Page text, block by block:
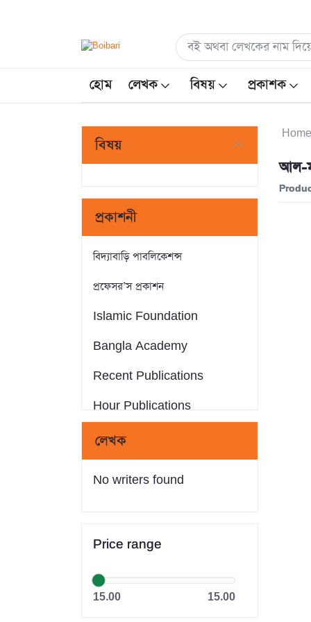
হোম লেখক বিষয় প্রকাশক
বিষয়
প্রকাশনী
বিদ্যাবাড়ি পাবলিকেশন্স
প্রফেসর’স প্রকাশন
Islamic Foundation
Bangla Academy
Recent Publications
Hour Publications
Eminent Publications
রাহনুমা প্রকাশনী
মানহাল পাবলিকেশন
লেখক
No writers found
Price range
15.00 15.00
Home
আল-